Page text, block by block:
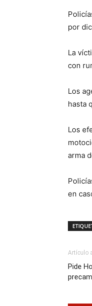
por
La
con
Los
hasta
Los
arma
en
Artículo
Pide